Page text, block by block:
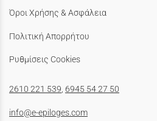
Όροι Χρήσης & Ασφάλεια
Πολιτική Απορρήτου
Ρυθμίσεις Cookies
2610 221 539, 6945 54 27 50
info@e-epiloges.com